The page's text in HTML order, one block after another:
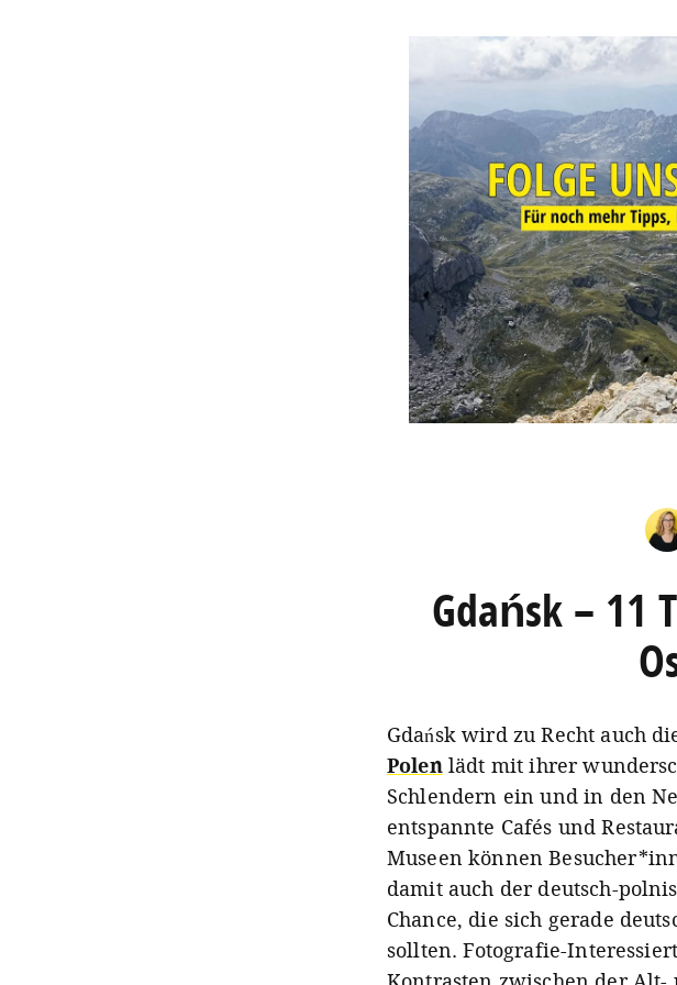
Gdańsk – 11
Gdańsk wird zu Recht auch
Polenlädt mit ihrer
Schlendern ein und in den
entspannte Cafés und
Museen können
damit auch der deutsch-
Chance, die sich gerade
sollten. Fotografie-